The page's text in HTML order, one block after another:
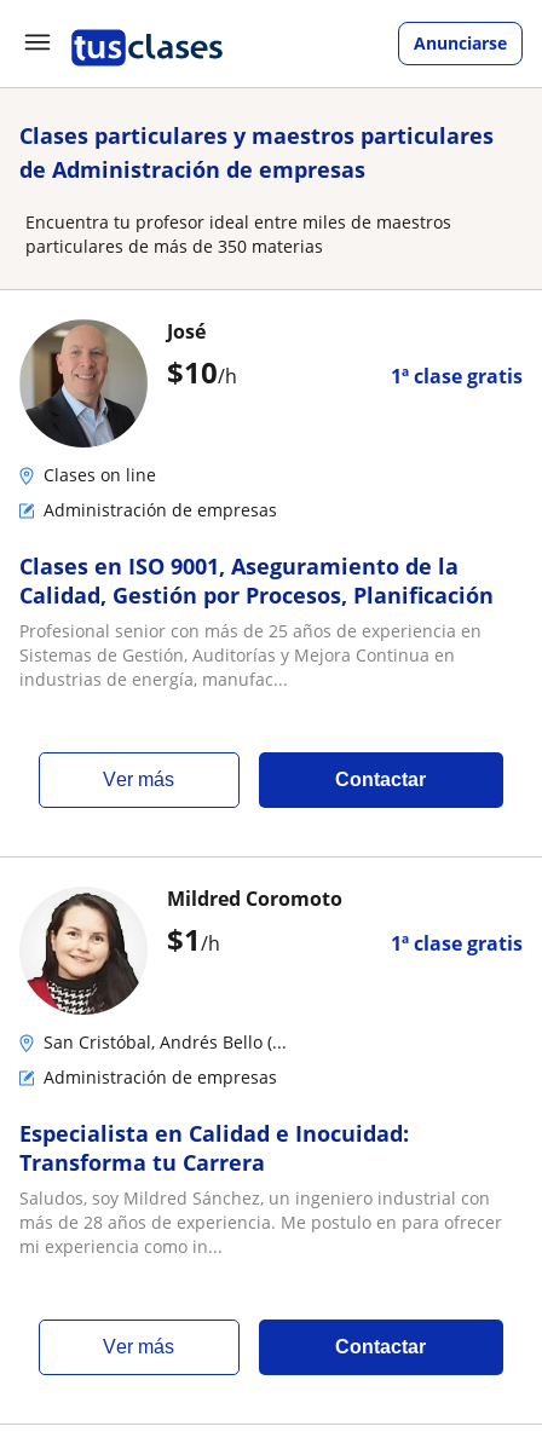
Anunciarse
Clases particulares y maestros particulares
de Administración de empresas
Encuentra tu profesor ideal entre miles de maestros
particulares de más de 350 materias
$10/h 1ª clase gratis
José
Clases on line
Administración de empresas
Clases en ISO 9001, Aseguramiento de la
Calidad, Gestión por Procesos, Planificación
Profesional senior con más de 25 años de experiencia en
Sistemas de Gestión, Auditorías y Mejora Continua en
industrias de energía, manufac...
ver más Contactar
$1/h 1ª clase gratis
Mildred Coromoto
San Cristóbal, Andrés Bello (...
Administración de empresas
Especialista en Calidad e Inocuidad:
Transforma tu Carrera
Saludos, soy Mildred Sánchez, un ingeniero industrial con
más de 28 años de experiencia. Me postulo en para ofrecer
mi experiencia como in...
ver más Contactar